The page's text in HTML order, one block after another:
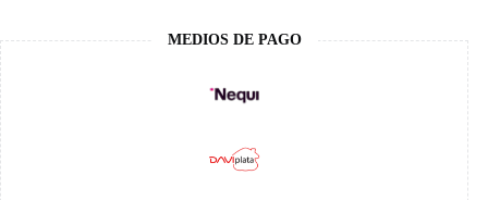
MEDIOS DE PAGO